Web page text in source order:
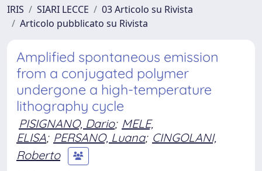
IRIS SIARI LECCE
03 Articolo su Rivista
Articolo pubblicato su Rivista
Amplified spontaneous emission
from a conjugated polymer
undergone a high-temperature
lithography cycle
PISIGNANO, Dario; MELE,
ELISA; PERSANO, Luana; CINGOLANI,
Roberto